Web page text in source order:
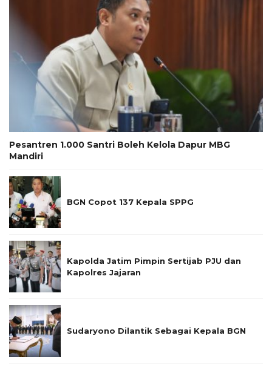
Pesantren 1.000 Santri Boleh Kelola Dapur MBG
Mandiri
BGN Copot 137 Kepala SPPG
Kapolda Jatim Pimpin Sertijab PJU dan
Kapolres Jajaran
Sudaryono Dilantik Sebagai Kepala BGN